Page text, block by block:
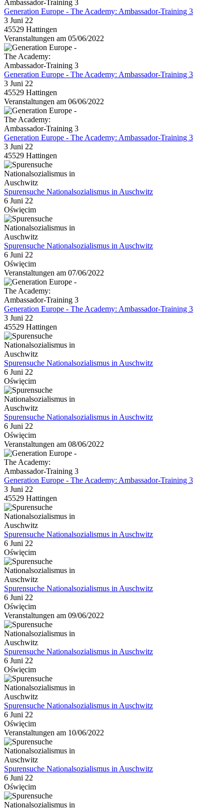
Generation Europe - The Academy: Ambassador-Training 3
3 Juni 22
45529 Hattingen
Veranstaltungen am 05/06/2022
Generation Europe - The Academy: Ambassador-Training 3
3 Juni 22
45529 Hattingen
Veranstaltungen am 06/06/2022
Generation Europe - The Academy: Ambassador-Training 3
3 Juni 22
45529 Hattingen
Spurensuche Nationalsozialismus in Auschwitz
6 Juni 22
Oświęcim
Spurensuche Nationalsozialismus in Auschwitz
6 Juni 22
Oświęcim
Veranstaltungen am 07/06/2022
Generation Europe - The Academy: Ambassador-Training 3
3 Juni 22
45529 Hattingen
Spurensuche Nationalsozialismus in Auschwitz
6 Juni 22
Oświęcim
Spurensuche Nationalsozialismus in Auschwitz
6 Juni 22
Oświęcim
Veranstaltungen am 08/06/2022
Generation Europe - The Academy: Ambassador-Training 3
3 Juni 22
45529 Hattingen
Spurensuche Nationalsozialismus in Auschwitz
6 Juni 22
Oświęcim
Spurensuche Nationalsozialismus in Auschwitz
6 Juni 22
Oświęcim
Veranstaltungen am 09/06/2022
Spurensuche Nationalsozialismus in Auschwitz
6 Juni 22
Oświęcim
Spurensuche Nationalsozialismus in Auschwitz
6 Juni 22
Oświęcim
Veranstaltungen am 10/06/2022
Spurensuche Nationalsozialismus in Auschwitz
6 Juni 22
Oświęcim